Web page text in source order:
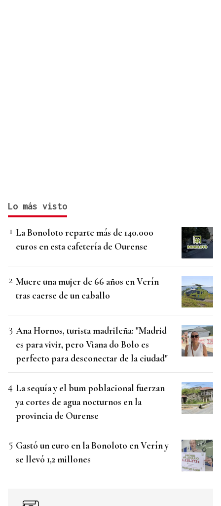
Lo más visto
La Bonoloto reparte más de 140.000
euros en esta cafetería de Ourense
Muere una mujer de 66 años en Verín
tras caerse de un caballo
Ana Hornos, turista madrileña: "Madrid
es para vivir, pero Viana do Bolo es
perfecto para desconectar de la ciudad"
La sequía y el bum poblacional fuerzan
ya cortes de agua nocturnos en la
provincia de Ourense
Gastó un euro en la Bonoloto en Verín y
se llevó 1,2 millones